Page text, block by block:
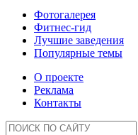
Фотогалерея
Фитнес-гид
Лучшие заведения
Популярные темы
О проекте
Реклама
Контакты